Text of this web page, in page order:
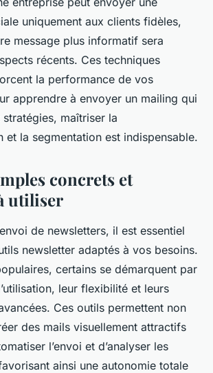
uniquement aux clients fidèles,
message plus informatif sera
récents. Ces techniques
la performance de vos
apprendre à envoyer un mailing qui
maîtriser la
et la segmentation est indispensable.
concrets et
utiliser
de newsletters, il est essentiel
newsletter adaptés à vos besoins.
certains se démarquent par
leur flexibilité et leurs
Ces outils permettent non
des mails visuellement attractifs
l’envoi et d’analyser les
ainsi une autonomie totale